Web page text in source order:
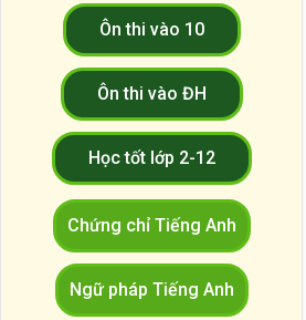
Ôn thi vào 10
Ôn thi vào ĐH
Học tốt lớp 2-12
Chứng chỉ Tiếng Anh
Ngữ pháp Tiếng Anh